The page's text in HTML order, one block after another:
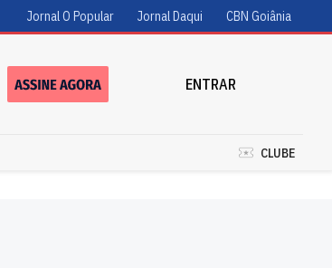
Jornal O Popular Jornal Daqui CBN Goiânia
ENTRAR
CLUBE